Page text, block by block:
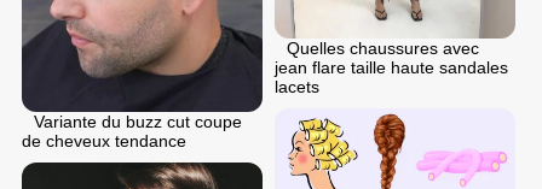
Quelles chaussures avec
jean flare taille haute sandales
lacets
Variante du buzz cut coupe
de cheveux tendance